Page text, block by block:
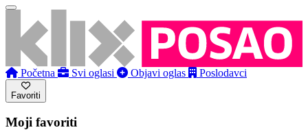
Početna Svi oglasi Objavi oglas Poslodavci
Favoriti
Moji favoriti